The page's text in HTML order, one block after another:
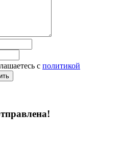
с политикой